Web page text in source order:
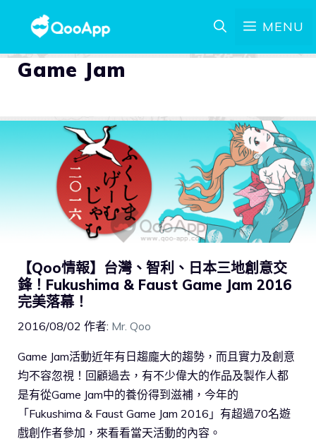
MENU
Game Jam
【Qoo情報】台灣、智利、日本三地創意交
鋒！Fukushima & Faust Game Jam 2016
完美落幕！
2016/08/02 作者: Mr. Qoo
Game Jam活動近年有日趨龐大的趨勢，而且實力及創意
均不容忽視！回顧過去，有不少偉大的作品及製作人都
是有從Game Jam中的養份得到滋補，今年的
「Fukushima & Faust Game Jam 2016」有超過70名遊
戲創作者參加，來看看當天活動的內容。